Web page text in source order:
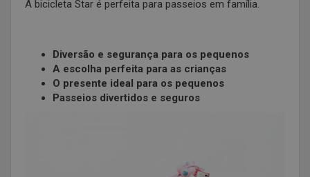
A bicicleta Star é perfeita para passeios em família.
Diversão e segurança para os pequenos
A escolha perfeita para as crianças
O presente ideal para os pequenos
Passeios divertidos e seguros